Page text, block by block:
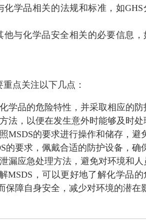
化学品相关的法规和标准，如
他与化学品安全相关的必要信息
点关注以下几点：
学品的危险特性，并采取相应的防
法，以便在发生意外时能够及时处
MSDS的要求进行操作和储存，避
的要求，佩戴合适的防护设备，确
漏应急处理方法，避免对环境和
MSDS，可以更好地了解化学品
保障自身安全，减少对环境的潜在